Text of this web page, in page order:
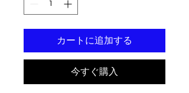
カートに追加する
今すぐ購入